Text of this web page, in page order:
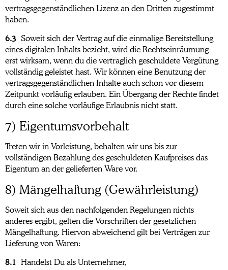
vertragsgegenständlichen Lizenz an den Dritten zugestimmt
haben.
6.3 Soweit sich der Vertrag auf die einmalige Bereitstellung
eines digitalen Inhalts bezieht, wird die Rechtseinräumung
erst wirksam, wenn du die vertraglich geschuldete Vergütung
vollständig geleistet hast. Wir können eine Benutzung der
vertragsgegenständlichen Inhalte auch schon vor diesem
Zeitpunkt vorläufig erlauben. Ein Übergang der Rechte findet
durch eine solche vorläufige Erlaubnis nicht statt.
7) Eigentumsvorbehalt
Treten wir in Vorleistung, behalten wir uns bis zur
vollständigen Bezahlung des geschuldeten Kaufpreises das
Eigentum an der gelieferten Ware vor.
8) Mängelhaftung (Gewährleistung)
Soweit sich aus den nachfolgenden Regelungen nichts
anderes ergibt, gelten die Vorschriften der gesetzlichen
Mängelhaftung. Hiervon abweichend gilt bei Verträgen zur
Lieferung von Waren:
8.1 Handelst Du als Unternehmer,